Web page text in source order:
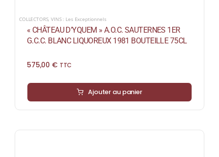
COLLECTORS,VINS : Les Exceptionnels
« CHÂTEAU D’YQUEM » A.O.C. SAUTERNES 1ER
G.C.C. BLANC LIQUOREUX 1981 BOUTEILLE 75CL
575,00 € TTC
Ajouter au panier